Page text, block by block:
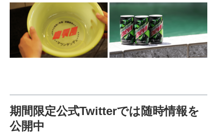
期間限定公式Twitterでは随時情報を
公開中